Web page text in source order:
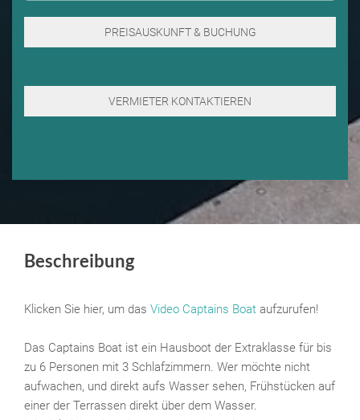
Beschreibung
Klicken Sie hier, um das Video Captains Boat aufzurufen!
Das Captains Boat ist ein Hausboot der Extraklasse für bis
zu 6 Personen mit 3 Schlafzimmern. Wer möchte nicht
aufwachen, und direkt aufs Wasser sehen, Frühstücken auf
einer der Terrassen direkt über dem Wasser.